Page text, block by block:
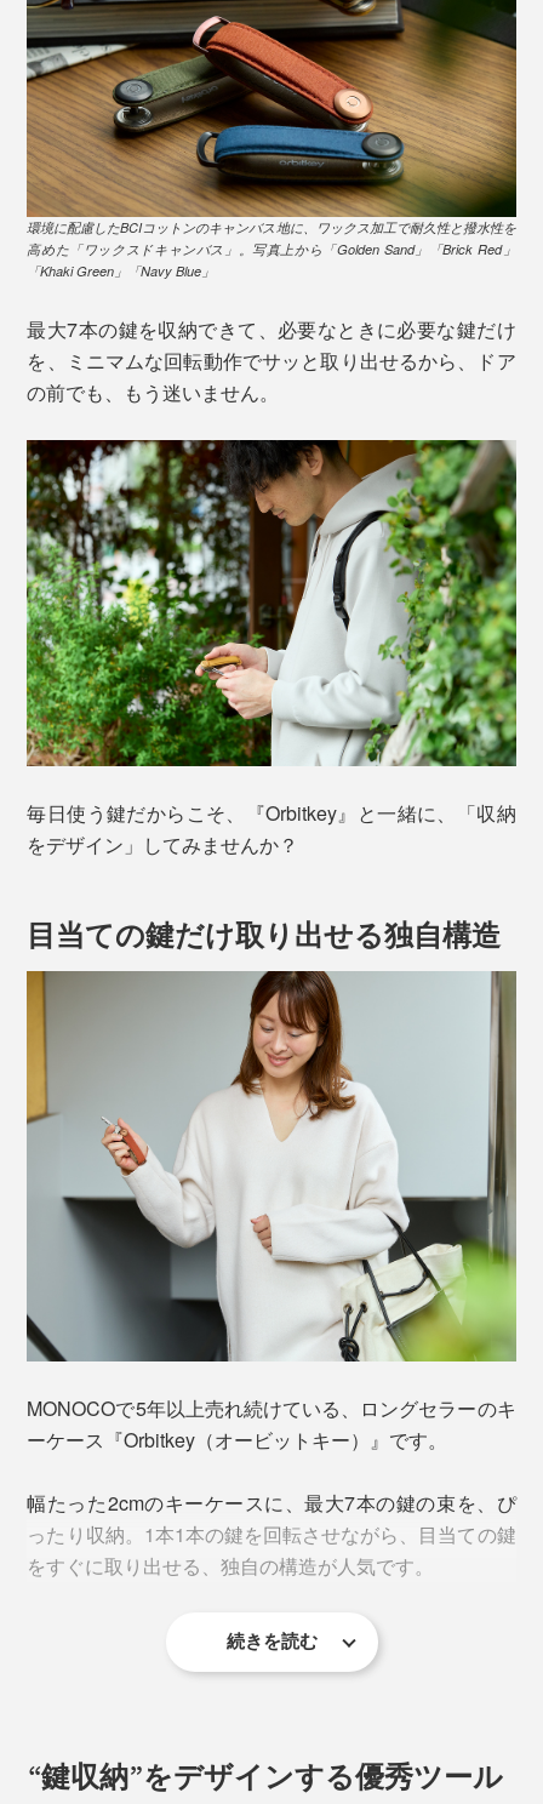
環境に配慮したBCIコットンのキャンバス地に、ワックス加工で耐久性と撥水性を
高めた「ワックスドキャンバス」。写真上から「Golden Sand」「Brick Red」
「Khaki Green」「Navy Blue」
最大7本の鍵を収納できて、必要なときに必要な鍵だけ
を、ミニマムな回転動作でサッと取り出せるから、ドア
の前でも、もう迷いません。
毎日使う鍵だからこそ、『Orbitkey』と一緒に、「収納
をデザイン」してみませんか？
目当ての鍵だけ取り出せる独自構造
MONOCOで5年以上売れ続けている、ロングセラーのキ
ーケース『Orbitkey（オービットキー）』です。
幅たった2cmのキーケースに、最大7本の鍵の束を、ぴ
ったり収納。1本1本の鍵を回転させながら、目当ての鍵
をすぐに取り出せる、独自の構造が人気です。
続きを読む
“鍵収納”をデザインする優秀ツール